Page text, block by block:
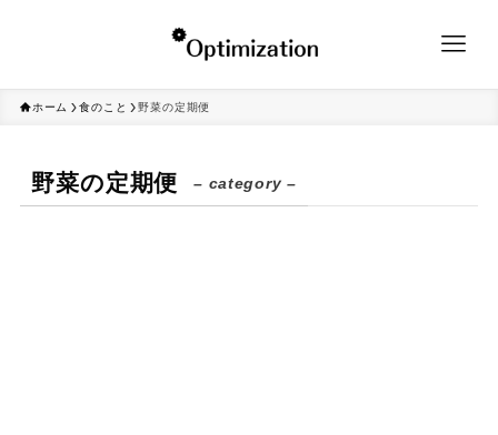
ホーム 食のこと 野菜の定期便
野菜の定期便 – category –